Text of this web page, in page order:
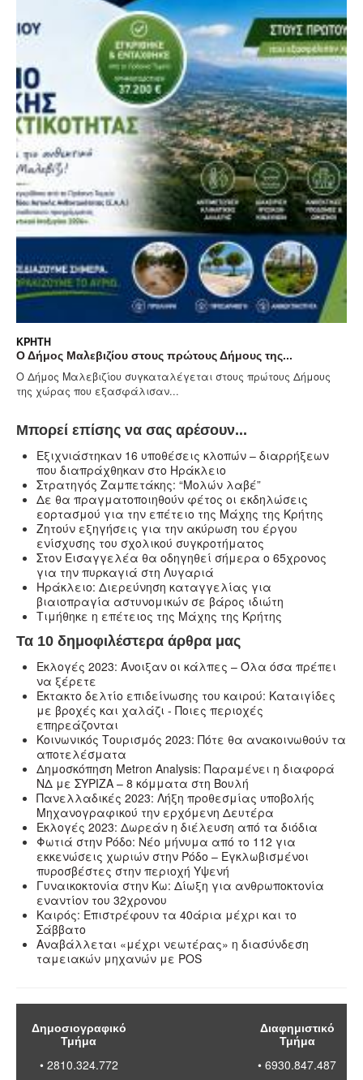
ΚΡΉΤΗ
Ο Δήμος Μαλεβιζίου στους πρώτους Δήμους της...
Ο Δήμος Μαλεβιζίου συγκαταλέγεται στους πρώτους Δήμους
της χώρας που εξασφάλισαν...
Μπορεί επίσης να σας αρέσουν...
Eξιχνιάστηκαν 16 υποθέσεις κλοπών – διαρρήξεων
που διαπράχθηκαν στο Ηράκλειο
Στρατηγός Ζαμπετάκης: “Μολών λαβέ”
Δε θα πραγματοποιηθούν φέτος οι εκδηλώσεις
εορτασμού για την επέτειο της Μάχης της Κρήτης
Ζητούν εξηγήσεις για την ακύρωση του έργου
ενίσχυσης του σχολικού συγκροτήματος
Στον Εισαγγελέα θα οδηγηθεί σήμερα ο 65χρονος
για την πυρκαγιά στη Λυγαριά
Ηράκλειο: Διερεύνηση καταγγελίας για
βιαιοπραγία αστυνομικών σε βάρος ιδιώτη
Τιμήθηκε η επέτειος της Μάχης της Κρήτης
Τα 10 δημοφιλέστερα άρθρα μας
Εκλογές 2023: Άνοιξαν οι κάλπες – Όλα όσα πρέπει
να ξέρετε
Έκτακτο δελτίο επιδείνωσης του καιρού: Καταιγίδες
με βροχές και χαλάζι - Ποιες περιοχές
επηρεάζονται
Κοινωνικός Τουρισμός 2023: Πότε θα ανακοινωθούν τα
αποτελέσματα
Δημοσκόπηση Metron Analysis: Παραμένει η διαφορά
ΝΔ με ΣΥΡΙΖΑ – 8 κόμματα στη Βουλή
Πανελλαδικές 2023: Λήξη προθεσμίας υποβολής
Μηχανογραφικού την ερχόμενη Δευτέρα
Εκλογές 2023: Δωρεάν η διέλευση από τα διόδια
Φωτιά στην Ρόδο: Νέο μήνυμα από το 112 για
εκκενώσεις χωριών στην Ρόδο – Εγκλωβισμένοι
πυροσβέστες στην περιοχή Υψενή
Γυναικοκτονία στην Κω: Δίωξη για ανθρωποκτονία
εναντίον του 32χρονου
Καιρός: Επιστρέφουν τα 40άρια μέχρι και το
Σάββατο
Αναβάλλεται «μέχρι νεωτέρας» η διασύνδεση
ταμειακών μηχανών με POS
Δημοσιογραφικό
Τμήμα
• 2810.324.772
Διαφημιστικό
Τμήμα
• 6930.847.487